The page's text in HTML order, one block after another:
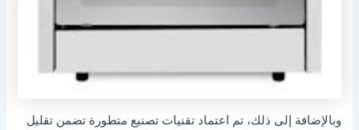
وبالإضافة إلى ذلك، تم اعتماد تقنيات تصنيع متطورة تضمن تقليل